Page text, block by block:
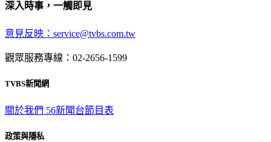
深入時事，一觸即見
意見反映：service@tvbs.com.tw
觀眾服務專線：02-2656-1599
TVBS新聞網
關於我們 56新聞台節目表
政策與隱私